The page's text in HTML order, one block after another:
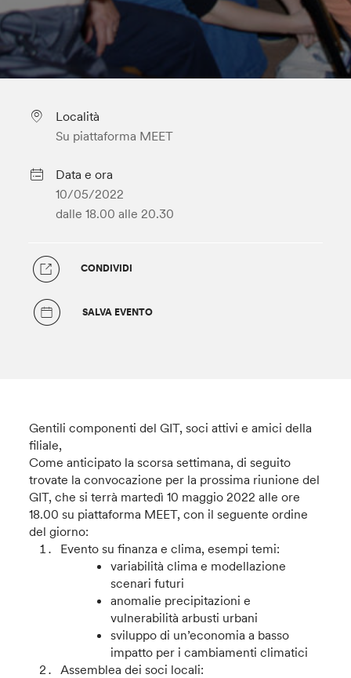
Località
Su piattaforma MEET
Data e ora
10/05/2022
dalle 18.00 alle 20.30
CONDIVIDI
SALVA EVENTO
Gentili componenti del GIT, soci attivi e amici della
filiale,
Come anticipato la scorsa settimana, di seguito
trovate la convocazione per la prossima riunione del
GIT, che si terrà martedì 10 maggio 2022 alle ore
18.00 su piattaforma MEET, con il seguente ordine
del giorno:
Evento su finanza e clima, esempi temi:
variabilità clima e modellazione
scenari futuri
anomalie precipitazioni e
vulnerabilità arbusti urbani
sviluppo di un’economia a basso
impatto per i cambiamenti climatici
Assemblea dei soci locali: